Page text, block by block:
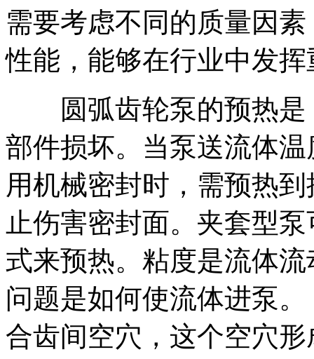
需要考虑不同的质量因
性能，能够在行业中发
圆弧齿轮泵的预热是
部件损坏。当泵送流体
用机械密封时，需预热
止伤害密封面。夹套型
式来预热。粘度是流体
问题是如何使流体进泵
合齿间空穴，这个空穴